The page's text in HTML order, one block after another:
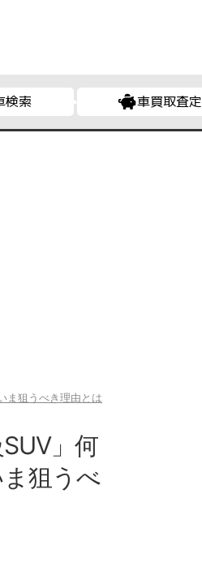
検索 車買取査定
ま狙うべき理由とは
」何
狙うべ